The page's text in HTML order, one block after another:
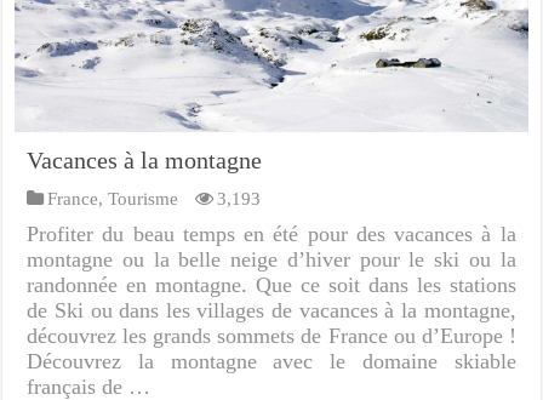
Vacances à la montagne
France,Tourisme 3,193
Profiter du beau temps en été pour des vacances à la
montagne ou la belle neige d’hiver pour le ski ou la
randonnée en montagne. Que ce soit dans les stations
de Ski ou dans les villages de vacances à la montagne,
découvrez les grands sommets de France ou d’Europe !
Découvrez la montagne avec le domaine skiable
français de …